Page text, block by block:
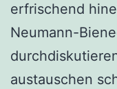
erfrischend
Neumann-
austauschen